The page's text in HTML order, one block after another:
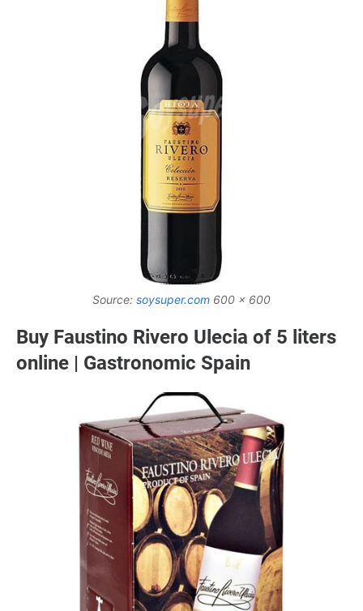
Source: soysuper.com 600 x 600
Buy Faustino Rivero Ulecia of 5 liters
online | Gastronomic Spain